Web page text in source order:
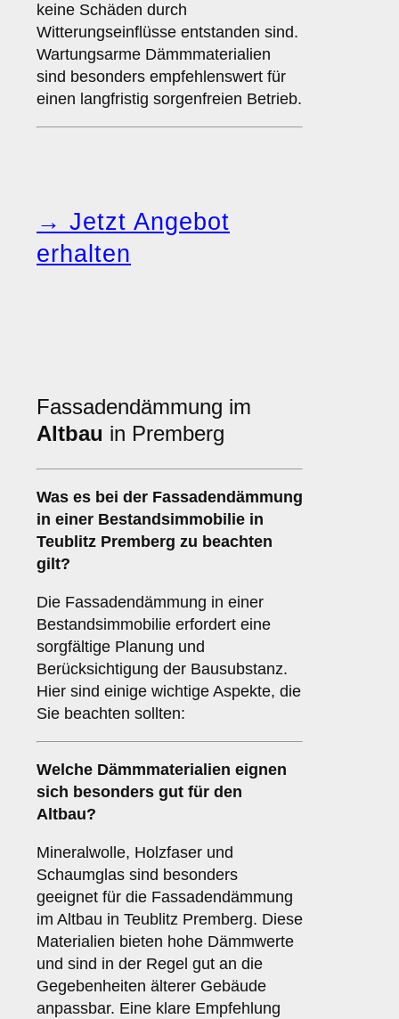
keine Schäden durch
Witterungseinflüsse entstanden sind.
Wartungsarme Dämmmaterialien
sind besonders empfehlenswert für
einen langfristig sorgenfreien Betrieb.
→ Jetzt Angebot
erhalten
Fassadendämmung im
Altbau in Premberg
Was es bei der Fassadendämmung
in einer Bestandsimmobilie in
Teublitz Premberg zu beachten
gilt?
Die Fassadendämmung in einer
Bestandsimmobilie erfordert eine
sorgfältige Planung und
Berücksichtigung der Bausubstanz.
Hier sind einige wichtige Aspekte, die
Sie beachten sollten:
Welche Dämmmaterialien eignen
sich besonders gut für den
Altbau?
Mineralwolle, Holzfaser und
Schaumglas sind besonders
geeignet für die Fassadendämmung
im Altbau in Teublitz Premberg. Diese
Materialien bieten hohe Dämmwerte
und sind in der Regel gut an die
Gegebenheiten älterer Gebäude
anpassbar. Eine klare Empfehlung